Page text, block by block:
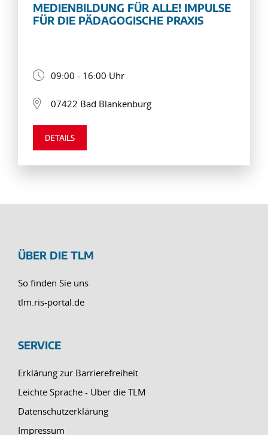
MEDIENBILDUNG FÜR ALLE! IMPULSE
FÜR DIE PÄDAGOGISCHE PRAXIS
09:00 - 16:00 Uhr
07422 Bad Blankenburg
DETAILS
ÜBER DIE TLM
So finden Sie uns
tlm.ris-portal.de
SERVICE
Erklärung zur Barrierefreiheit
Leichte Sprache - Über die TLM
Datenschutzerklärung
Impressum